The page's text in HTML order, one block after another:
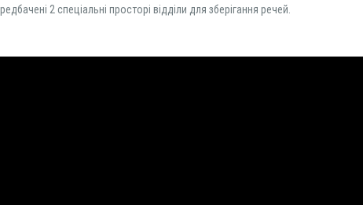
2 спеціальні просторі відділи для зберігання речей.